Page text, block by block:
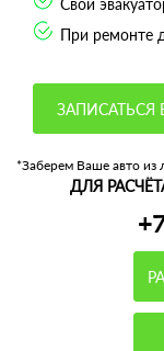
Свой
При ремонте
ЗАПИСАТЬСЯ
*Заберем Ваше авто
ДЛЯ